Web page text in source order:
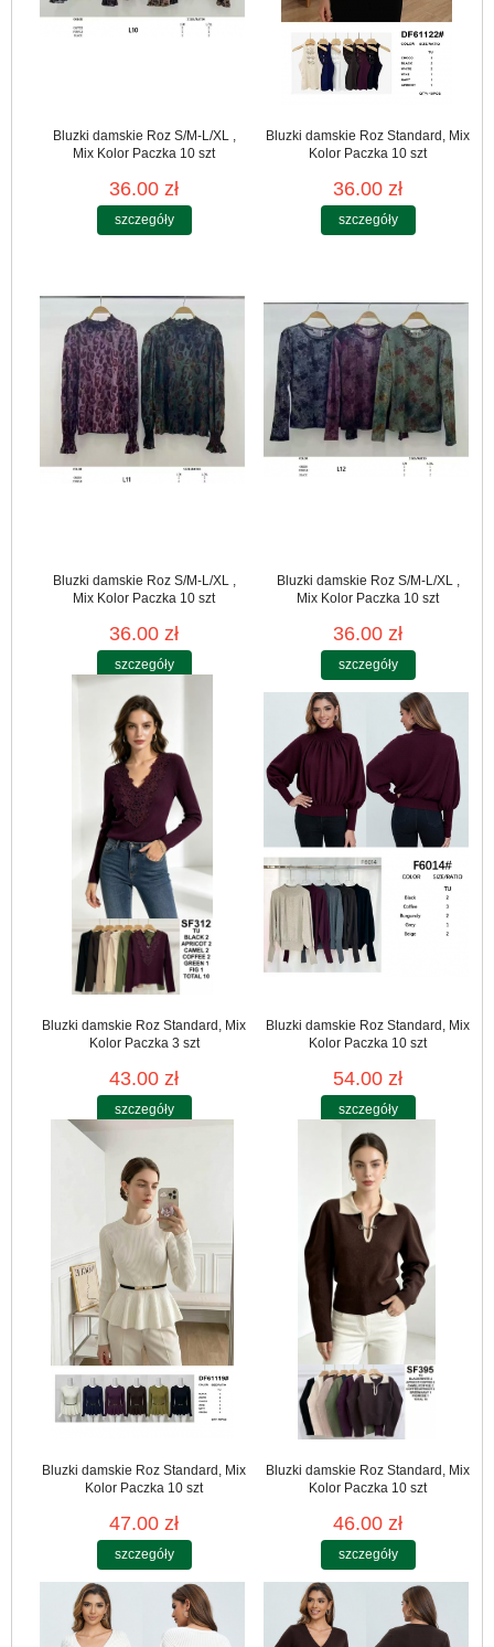
Bluzki damskie Roz S/M-L/XL ,
Mix Kolor Paczka 10 szt
36.00 zł
szczegóły
Bluzki damskie Roz Standard, Mix
Kolor Paczka 10 szt
36.00 zł
szczegóły
Bluzki damskie Roz S/M-L/XL ,
Mix Kolor Paczka 10 szt
36.00 zł
szczegóły
Bluzki damskie Roz S/M-L/XL ,
Mix Kolor Paczka 10 szt
36.00 zł
szczegóły
Bluzki damskie Roz Standard, Mix
Kolor Paczka 3 szt
43.00 zł
szczegóły
Bluzki damskie Roz Standard, Mix
Kolor Paczka 10 szt
54.00 zł
szczegóły
Bluzki damskie Roz Standard, Mix
Kolor Paczka 10 szt
47.00 zł
szczegóły
Bluzki damskie Roz Standard, Mix
Kolor Paczka 10 szt
46.00 zł
szczegóły